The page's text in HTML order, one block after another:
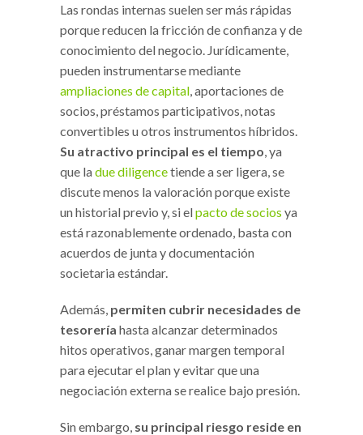
Las rondas internas suelen ser más rápidas
porque reducen la fricción de confianza y de
conocimiento del negocio. Jurídicamente,
pueden instrumentarse mediante
ampliaciones de capital, aportaciones de
socios, préstamos participativos, notas
convertibles u otros instrumentos híbridos.
Su atractivo principal es el tiempo, ya
que ladue diligencetiende a ser ligera, se
discute menos la valoración porque existe
un historial previo y, si elpacto de socios ya
está razonablemente ordenado, basta con
acuerdos de junta y documentación
societaria estándar.
Además, permiten cubrir necesidades de
tesorería hasta alcanzar determinados
hitos operativos, ganar margen temporal
para ejecutar el plan y evitar que una
negociación externa se realice bajo presión.
Sin embargo, su principal riesgo reside en